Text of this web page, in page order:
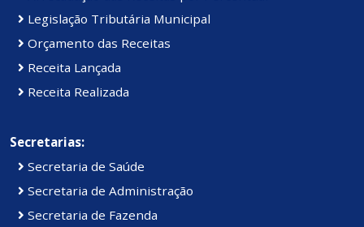
Legislação Tributária Municipal
Orçamento das Receitas
Receita Lançada
Receita Realizada
Secretarias:
Secretaria de Saúde
Secretaria de Administração
Secretaria de Fazenda